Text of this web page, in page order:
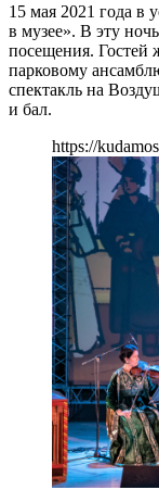
15 мая 2021 года в
в музее». В эту
посещения. Гостей
парковому
спектакль на
и бал.
https://